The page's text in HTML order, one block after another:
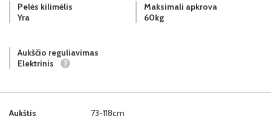
Aukštis 73-118cm
Pelės kilimėlis
Yra
Maksimali apkrova
60kg
Aukščio reguliavimas
Elektrinis
?